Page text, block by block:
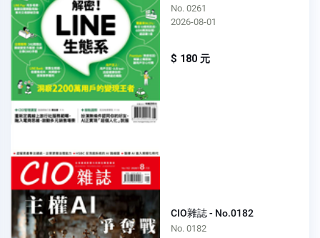
No. 0261
2026-08-01
$ 180 元
CIO雜誌 - No.0182
No. 0182